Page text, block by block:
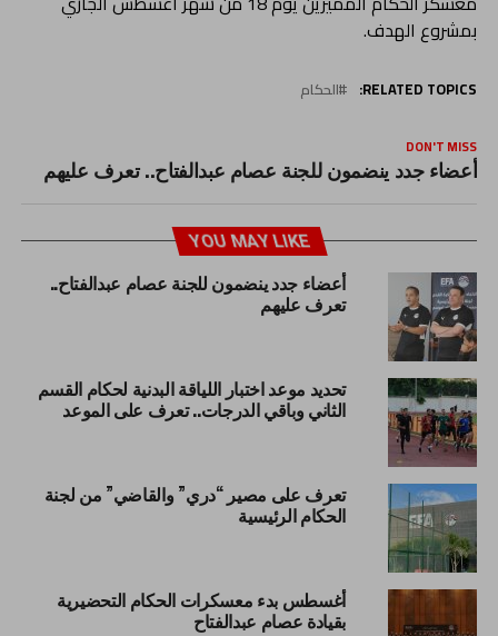
بمشروع الهدف.
RELATED TOPICS: الحكام
DON'T MISS
أعضاء جدد ينضمون للجنة عصام عبدالفتاح.. تعرف عليهم
YOU MAY LIKE
أعضاء جدد ينضمون للجنة عصام عبدالفتاح..
تعرف عليهم
تحديد موعد اختبار اللياقة البدنية لحكام القسم
الثاني وباقي الدرجات.. تعرف على الموعد
تعرف على مصير “دري” والقاضي” من لجنة
الحكام الرئيسية
أغسطس بدء معسكرات الحكام التحضيرية
بقيادة عصام عبدالفتاح